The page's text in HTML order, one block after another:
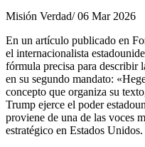
Misión Verdad/ 06 Mar 2026
En un artículo publicado en
el internacionalista
fórmula precisa para describir
en su segundo mandato:
concepto que organiza su
Trump ejerce el poder
proviene de una de las voces
estratégico en Estados Unidos.